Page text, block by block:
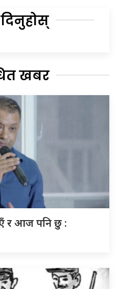
दिनुहोस्
खबर
र आज पनि छु :